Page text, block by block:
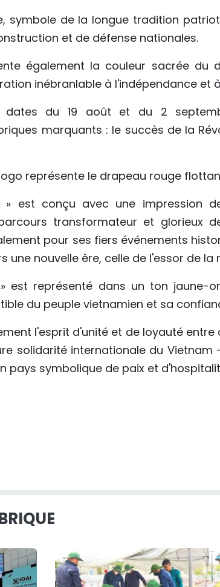
symbole de la longue tradition
et de défense nationales.
également la couleur sacrée du
inébranlable à l'indépendance et
du 19 août et du 2
marquants : le succès de la
représente le drapeau rouge
» est conçu avec une impression
transformateur et glorieux
pour ses fiers événements
une nouvelle ère, celle de l'essor de la
est représenté dans un ton jaune-
du peuple vietnamien et sa
l'esprit d'unité et de loyauté
solidarité internationale du
pays symbolique de paix et